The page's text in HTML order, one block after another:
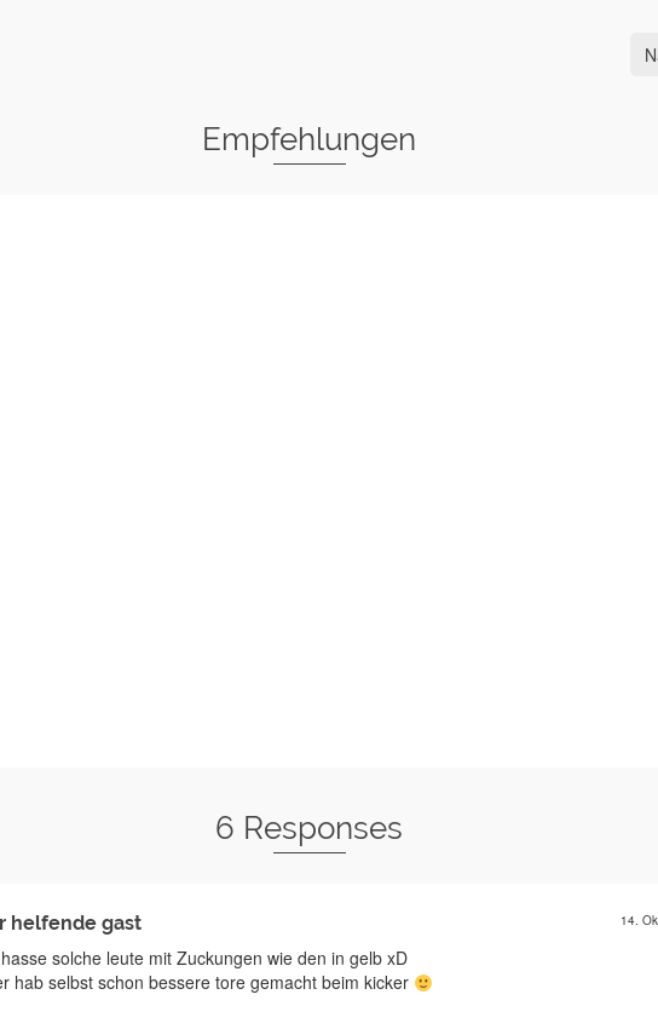
Empfehlungen
6 Responses
helfende gast 14.
solche leute mit Zuckungen wie den in gelb xD
hab selbst schon bessere tore gemacht beim kicker